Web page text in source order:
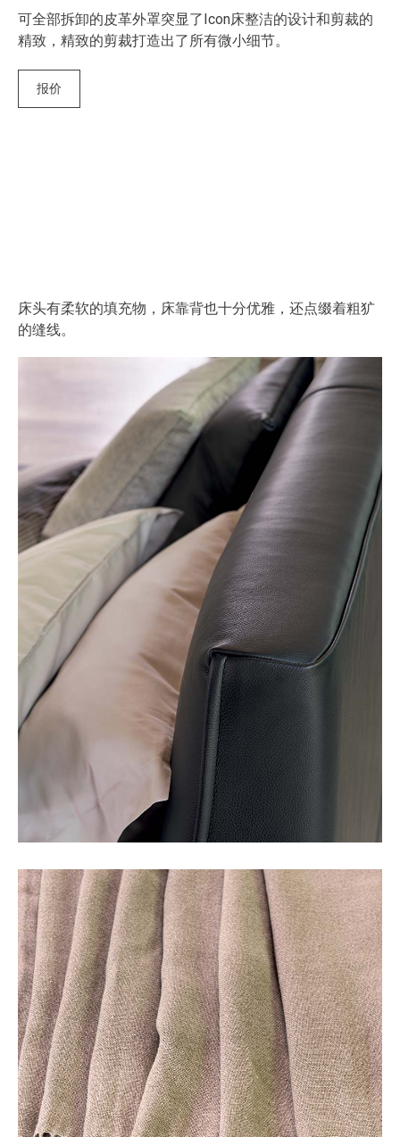
可全部拆卸的皮革外罩突显了Icon床整洁的设计和剪裁的
精致，精致的剪裁打造出了所有微小细节。
报价
床头有柔软的填充物，床靠背也十分优雅，还点缀着粗犷
的缝线。